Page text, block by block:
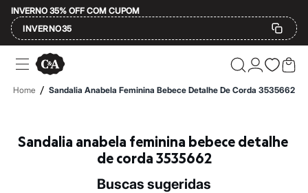
INVERNO 35% OFF COM CUPOM
INVERNO35
Ofertas
Compre por Departamento
Feminino
Masculino
Mindse7
Plus Size
Home / Sandalia Anabela Feminina Bebece Detalhe De Corda 3535662
Sandalia anabela feminina bebece detalhe
de corda 3535662
buscas sugeridas